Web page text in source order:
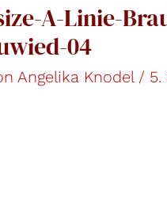
A-Linie-
04
Angelika Knodel /